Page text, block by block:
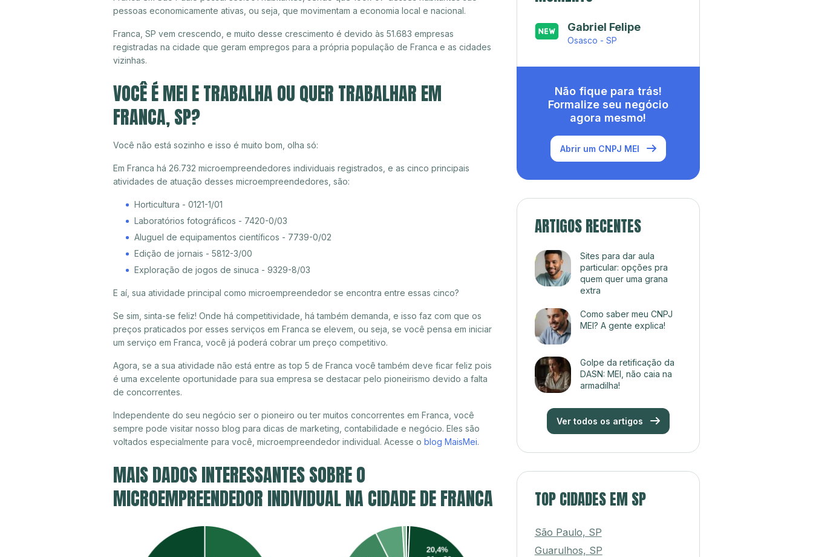
pessoas economicamente ativas, ou seja, que movimentam a economia local e nacional.
Franca, SP vem crescendo, e muito desse crescimento é devido às 51.683 empresas
registradas na cidade que geram empregos para a própria população de Franca e as cidades
vizinhas.
VOCÊ É MEI E TRABALHA OU QUER TRABALHAR EM
FRANCA, SP?
Você não está sozinho e isso é muito bom, olha só:
Em Franca há 26.732 microempreendedores individuais registrados, e as cinco principais
atividades de atuação desses microempreendedores, são:
Horticultura - 0121-1/01
Laboratórios fotográficos - 7420-0/03
Aluguel de equipamentos científicos - 7739-0/02
Edição de jornais - 5812-3/00
Exploração de jogos de sinuca - 9329-8/03
E aí, sua atividade principal como microempreendedor se encontra entre essas cinco?
Se sim, sinta-se feliz! Onde há competitividade, há também demanda, e isso faz com que os
preços praticados por esses serviços em Franca se elevem, ou seja, se você pensa em iniciar
um serviço em Franca, você já poderá cobrar um preço competitivo.
Agora, se a sua atividade não está entre as top 5 de Franca você também deve ficar feliz pois
é uma excelente oportunidade para sua empresa se destacar pelo pioneirismo devido a falta
de concorrentes.
Independente do seu negócio ser o pioneiro ou ter muitos concorrentes em Franca, você
sempre pode visitar nosso blog para dicas de marketing, contabilidade e negócio. Eles são
voltados especialmente para você, microempreendedor individual. Acesse o blog MaisMei.
MAIS DADOS INTERESSANTES SOBRE O
MICROEMPREENDEDOR INDIVIDUAL NA CIDADE DE FRANCA
Gabriel Felipe
Osasco - SP
Não fique para trás!
Formalize seu negócio
agora mesmo!
Abrir um CNPJ MEI
ARTIGOS RECENTES
Sites para dar aula
particular: opções pra
quem quer uma grana
extra
Como saber meu CNPJ
MEI? A gente explica!
Golpe da retificação da
DASN: MEI, não caia na
armadilha!
Ver todos os artigos
TOP CIDADES EM SP
São Paulo, SP
Guarulhos, SP